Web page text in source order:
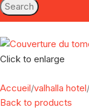
Search
Click to enlarge
Accueil valhalla hotel
Back to products